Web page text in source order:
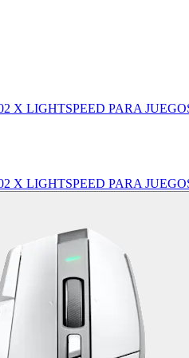
X LIGHTSPEED PARA
X LIGHTSPEED PARA